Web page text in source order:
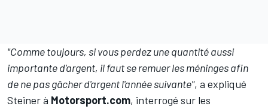
"Comme toujours, si vous perdez une quantité aussi
importante d'argent, il faut se remuer les méninges afin
de ne pas gâcher d'argent l'année suivante", a expliqué
Steiner à Motorsport.com, interrogé sur les